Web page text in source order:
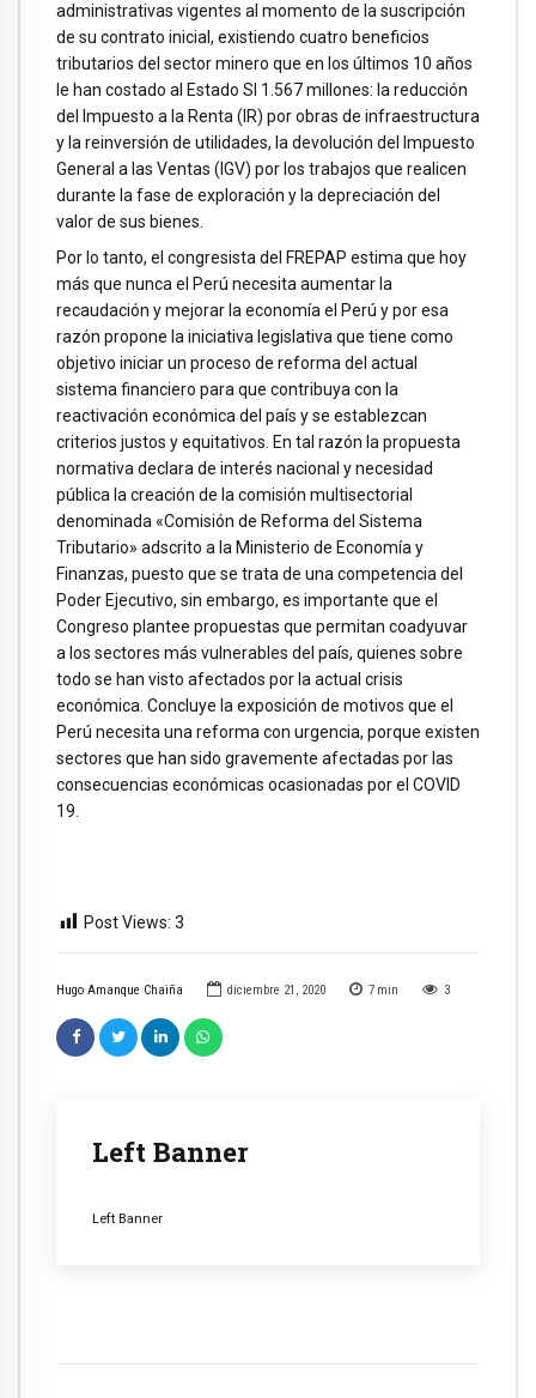
Hugo Amanque Chaiña diciembre 21, 2020 7 min 3
Left Banner
Left Banner
administrativas vigentes al momento de la suscripción
de su contrato inicial, existiendo cuatro beneficios
tributarios del sector minero que en los últimos 10 años
le han costado al Estado SI 1.567 millones: la reducción
del Impuesto a la Renta (IR) por obras de infraestructura
y la reinversión de utilidades, la devolución del Impuesto
General a las Ventas (IGV) por los trabajos que realicen
durante la fase de exploración y la depreciación del
valor de sus bienes.
Por lo tanto, el congresista del FREPAP estima que hoy
más que nunca el Perú necesita aumentar la
recaudación y mejorar la economía el Perú y por esa
razón propone la iniciativa legislativa que tiene como
objetivo iniciar un proceso de reforma del actual
sistema financiero para que contribuya con la
reactivación económica del país y se establezcan
criterios justos y equitativos. En tal razón la propuesta
normativa declara de interés nacional y necesidad
pública la creación de la comisión multisectorial
denominada «Comisión de Reforma del Sistema
Tributario» adscrito a la Ministerio de Economía y
Finanzas, puesto que se trata de una competencia del
Poder Ejecutivo, sin embargo, es importante que el
Congreso plantee propuestas que permitan coadyuvar
a los sectores más vulnerables del país, quienes sobre
todo se han visto afectados por la actual crisis
económica. Concluye la exposición de motivos que el
Perú necesita una reforma con urgencia, porque existen
sectores que han sido gravemente afectadas por las
consecuencias económicas ocasionadas por el COVID
19.
Post Views: 3